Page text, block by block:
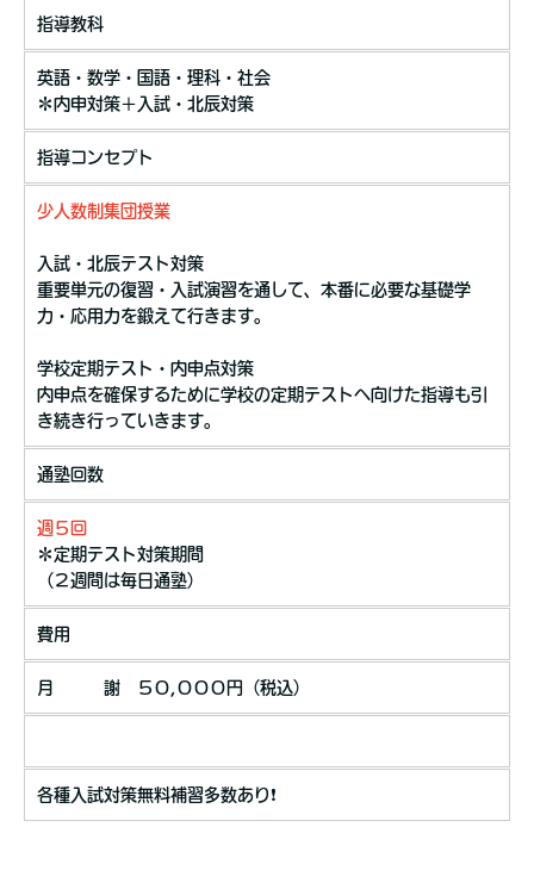
指導教科
英語・数学・国語・理科・社会
＊内申対策＋入試・北辰対策
指導コンセプト
少人数制集団授業
入試・北辰テスト対策
重要単元の復習・入試演習を通して、本番に必要な基礎学
力・応用力を鍛えて行きます。
学校定期テスト・内申点対策
内申点を確保するために学校の定期テストへ向けた指導も引
き続き行っていきます。
通塾回数
週５回
＊定期テスト対策期間
（２週間は毎日通塾）
費用
月 謝 ５０,０００円（税込）
各種入試対策無料補習多数あり❗️